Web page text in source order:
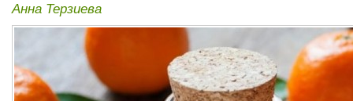
Анна Терзиева